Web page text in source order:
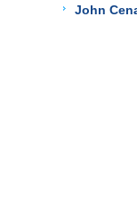
John